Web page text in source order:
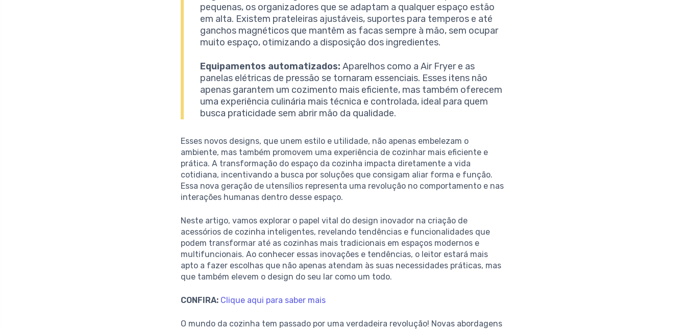
pequenas, os organizadores que se adaptam a qualquer espaço estão
em alta. Existem prateleiras ajustáveis, suportes para temperos e até
ganchos magnéticos que mantêm as facas sempre à mão, sem ocupar
muito espaço, otimizando a disposição dos ingredientes.
Equipamentos automatizados: Aparelhos como a Air Fryer e as
panelas elétricas de pressão se tornaram essenciais. Esses itens não
apenas garantem um cozimento mais eficiente, mas também oferecem
uma experiência culinária mais técnica e controlada, ideal para quem
busca praticidade sem abrir mão da qualidade.
Esses novos designs, que unem estilo e utilidade, não apenas embelezam o
ambiente, mas também promovem uma experiência de cozinhar mais eficiente e
prática. A transformação do espaço da cozinha impacta diretamente a vida
cotidiana, incentivando a busca por soluções que consigam aliar forma e função.
Essa nova geração de utensílios representa uma revolução no comportamento e nas
interações humanas dentro desse espaço.
Neste artigo, vamos explorar o papel vital do design inovador na criação de
acessórios de cozinha inteligentes, revelando tendências e funcionalidades que
podem transformar até as cozinhas mais tradicionais em espaços modernos e
multifuncionais. Ao conhecer essas inovações e tendências, o leitor estará mais
apto a fazer escolhas que não apenas atendam às suas necessidades práticas, mas
que também elevem o design do seu lar como um todo.
CONFIRA: Clique aqui para saber mais
O mundo da cozinha tem passado por uma verdadeira revolução! Novas abordagens